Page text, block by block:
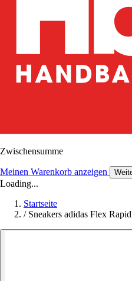
Zwischensumme
Meinen Warenkorb anzeigen
Loading...
Startseite
/ Sneakers adidas Flex